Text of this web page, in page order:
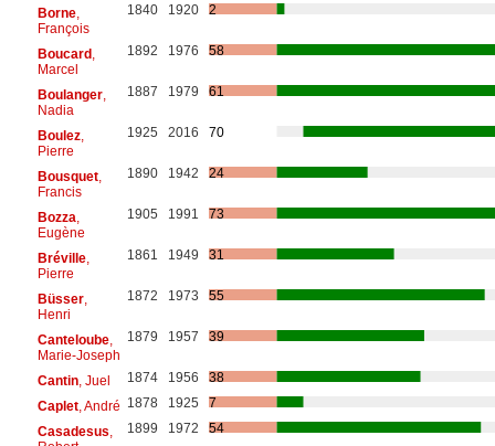
Borne,
François
1840 1920 2
Boucard,
Marcel
1892 1976 58
Boulanger,
Nadia
1887 1979 61
Boulez,
Pierre
1925 2016 70
Bousquet,
Francis
1890 1942 24
Bozza
Eugène
1905 1991 73
Bréville,
Pierre
1861 1949 31
Büsser,
Henri
1872 1973 55
Canteloube,
Marie-Joseph
1879 1957 39
Cantin, Juel 1874 1956
38
Caplet, André 1878 1925
7
Casadesus
1899 1972 54